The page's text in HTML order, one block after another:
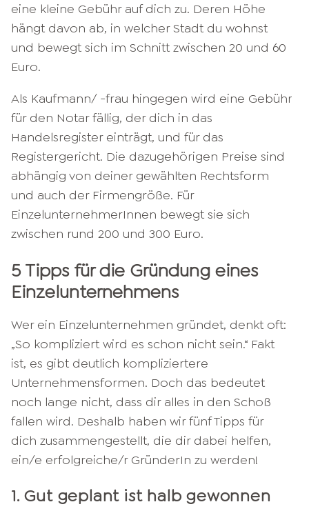
eine kleine Gebühr auf dich zu. Deren Höhe
hängt davon ab, in welcher Stadt du wohnst
und bewegt sich im Schnitt zwischen 20 und 60
Euro.
Als Kaufmann/ -frau hingegen wird eine Gebühr
für den Notar fällig, der dich in das
Handelsregister einträgt, und für das
Registergericht. Die dazugehörigen Preise sind
abhängig von deiner gewählten Rechtsform
und auch der Firmengröße. Für
EinzelunternehmerInnen bewegt sie sich
zwischen rund 200 und 300 Euro.
5 Tipps für die Gründung eines
Einzelunternehmens
Wer ein Einzelunternehmen gründet, denkt oft:
„So kompliziert wird es schon nicht sein.“ Fakt
ist, es gibt deutlich kompliziertere
Unternehmensformen. Doch das bedeutet
noch lange nicht, dass dir alles in den Schoß
fallen wird. Deshalb haben wir fünf Tipps für
dich zusammengestellt, die dir dabei helfen,
ein/e erfolgreiche/r GründerIn zu werden!
1. Gut geplant ist halb gewonnen